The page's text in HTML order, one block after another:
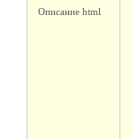
Описание html